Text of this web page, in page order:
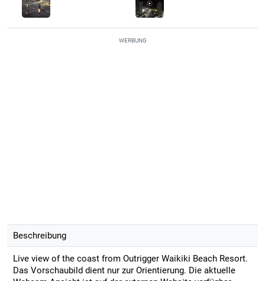
WERBUNG
Beschreibung
Live view of the coast from Outrigger Waikiki Beach Resort.
Das Vorschaubild dient nur zur Orientierung. Die aktuelle